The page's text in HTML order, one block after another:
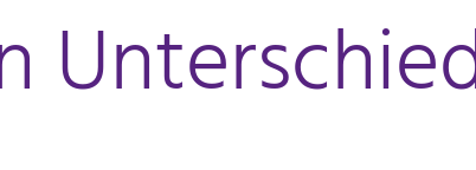
Unterschied